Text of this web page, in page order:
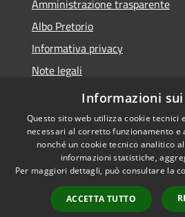
Amministrazione trasparente
Albo Pretorio
Informativa privacy
Note legali
Dichiarazione di accessibilità
Accessibilità
Informazioni
Questo sito web utilizza cookie tecnici
necessari al corretto funzionamento e
nonché un cookie tecnico analitico
informazioni statistiche,
Per maggiori dettagli, può consultare la
ACCETTA TUTTO